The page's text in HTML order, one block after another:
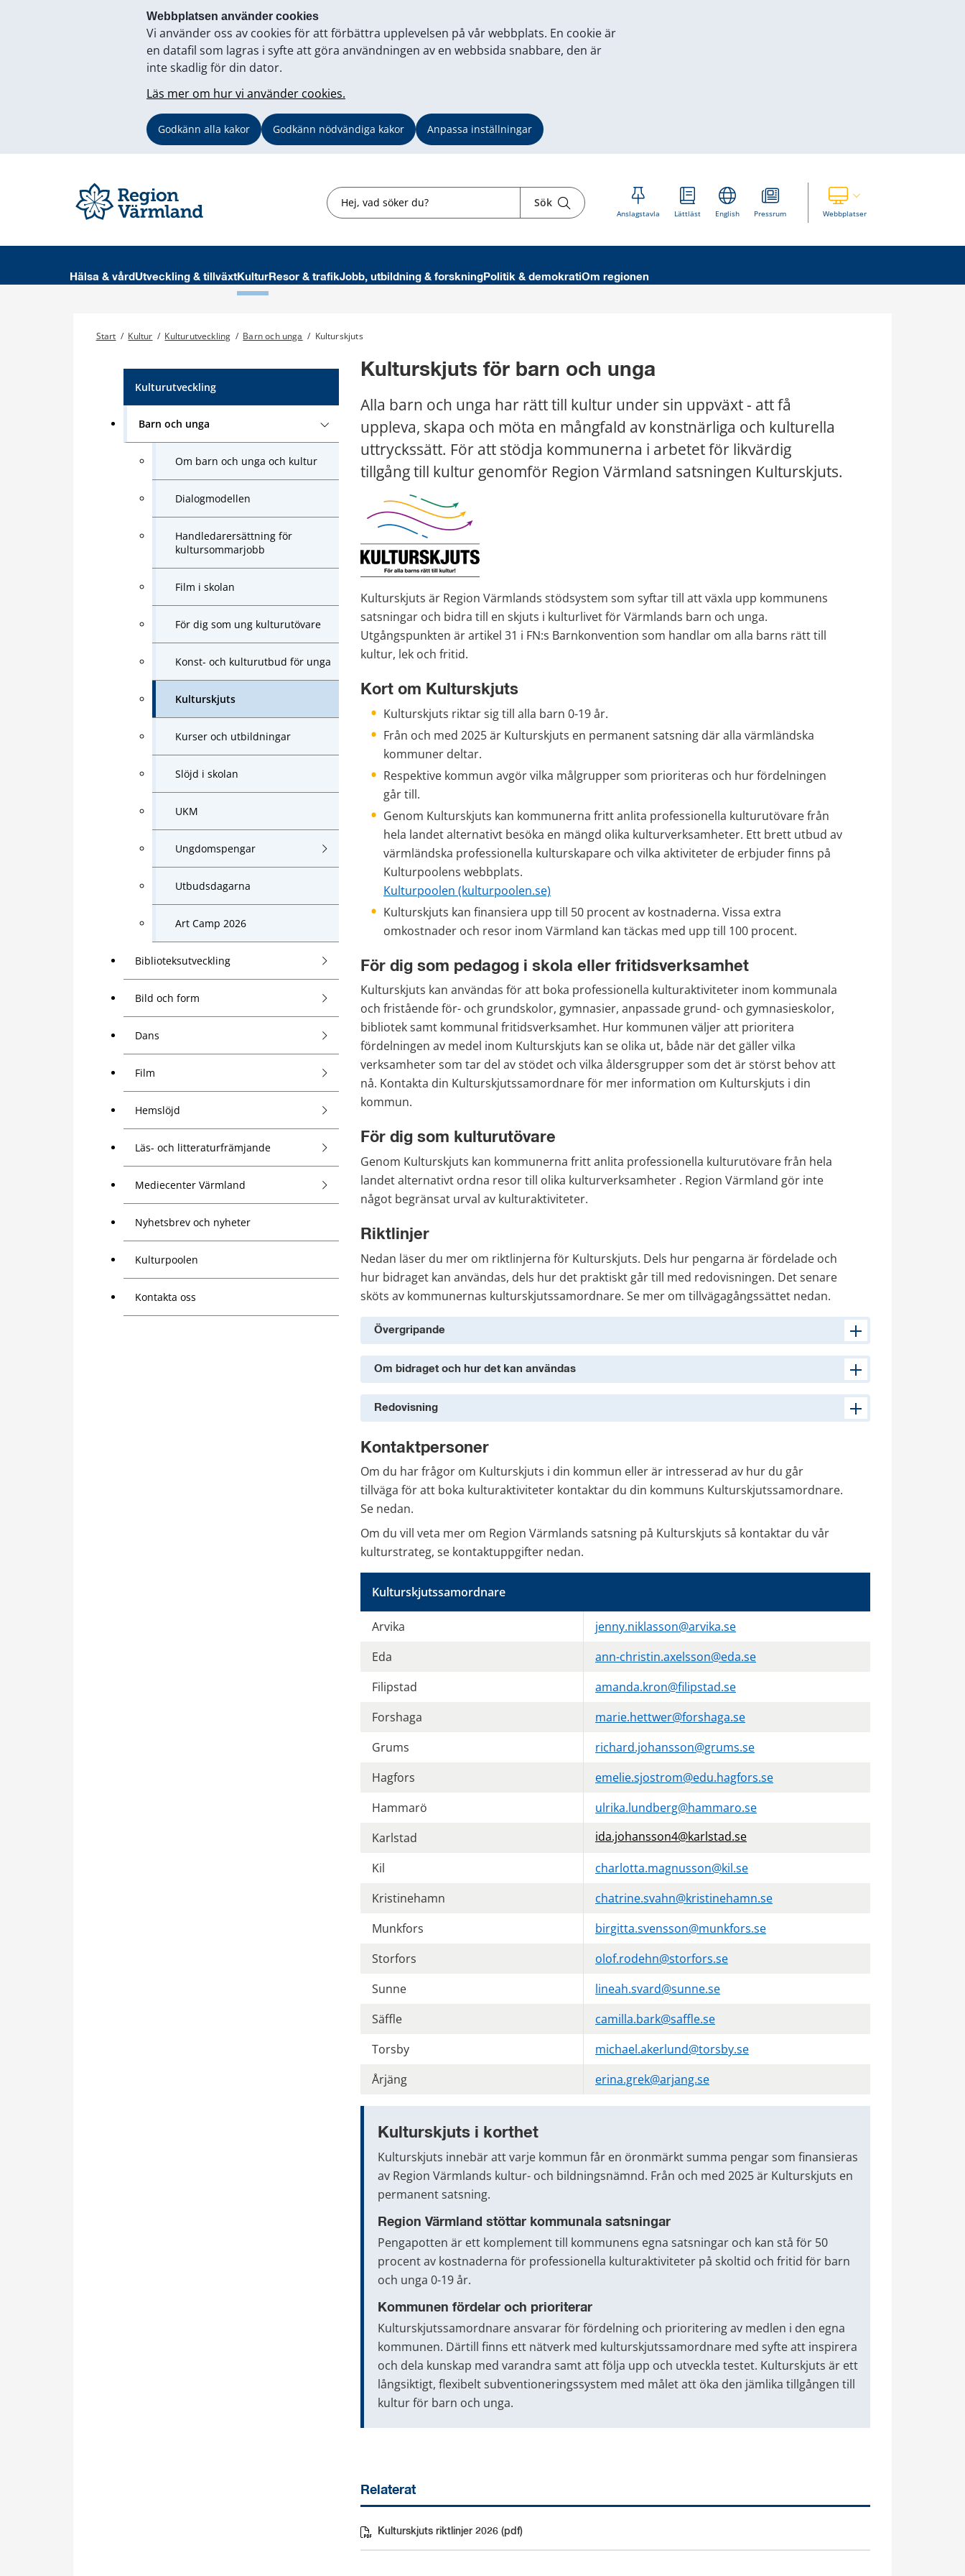
Webbplatsen använder cookies
Vi använder oss av cookies för att förbättra upplevelsen på vår webbplats. En cookie är
en datafil som lagras i syfte att göra användningen av en webbsida snabbare, den är
inte skadlig för din dator.
Läs mer om hur vi använder cookies.
Godkänn alla kakor Godkänn nödvändiga kakor Anpassa inställningar
Sök Sök
Anslagstavla Lättläst English Pressrum WebbplatserVisa våra andra webbplatser
Hälsa & vård Utveckling & tillväxtKulturResor & trafikJobb, utbildning & forskningPolitik & demokratiOm regionen
Start / Kultur / Kulturutveckling / Barn och unga / Kulturskjuts
Kulturutveckling
Barn och unga
Om barn och unga och kultur
Dialogmodellen
Handledarersättning för
kultursommarjobb
Film i skolan
För dig som ung kulturutövare
Konst- och kulturutbud för unga
Kulturskjuts
Kurser och utbildningar
Slöjd i skolan
UKM
Ungdomspengar
Utbudsdagarna
Art Camp 2026
Biblioteksutveckling
Bild och form
Dans
Film
Hemslöjd
Läs- och litteraturfrämjande
Mediecenter Värmland
Nyhetsbrev och nyheter
Kulturpoolen
Kontakta oss
Kulturskjuts för barn och unga
Alla barn och unga har rätt till kultur under sin uppväxt - att få
uppleva, skapa och möta en mångfald av konstnärliga och kulturella
uttryckssätt. För att stödja kommunerna i arbetet för likvärdig
tillgång till kultur genomför Region Värmland satsningen Kulturskjuts.
Kulturskjuts är Region Värmlands stödsystem som syftar till att växla upp kommunens
satsningar och bidra till en skjuts i kulturlivet för Värmlands barn och unga.
Utgångspunkten är artikel 31 i FN:s Barnkonvention som handlar om alla barns rätt till
kultur, lek och fritid.
Kort om Kulturskjuts
Kulturskjuts riktar sig till alla barn 0-19 år.
Från och med 2025 är Kulturskjuts en permanent satsning där alla värmländska
kommuner deltar.
Respektive kommun avgör vilka målgrupper som prioriteras och hur fördelningen
går till.
Genom Kulturskjuts kan kommunerna fritt anlita professionella kulturutövare från
hela landet alternativt besöka en mängd olika kulturverksamheter. Ett brett utbud av
värmländska professionella kulturskapare och vilka aktiviteter de erbjuder finns på
Kulturpoolens webbplats.
Kulturpoolen (kulturpoolen.se)
Kulturskjuts kan finansiera upp till 50 procent av kostnaderna. Vissa extra
omkostnader och resor inom Värmland kan täckas med upp till 100 procent.
För dig som pedagog i skola eller fritidsverksamhet
Kulturskjuts kan användas för att boka professionella kulturaktiviteter inom kommunala
och fristående för- och grundskolor, gymnasier, anpassade grund- och gymnasieskolor,
bibliotek samt kommunal fritidsverksamhet. Hur kommunen väljer att prioritera
fördelningen av medel inom Kulturskjuts kan se olika ut, både när det gäller vilka
verksamheter som tar del av stödet och vilka åldersgrupper som det är störst behov att
nå. Kontakta din Kulturskjutssamordnare för mer information om Kulturskjuts i din
kommun.
För dig som kulturutövare
Genom Kulturskjuts kan kommunerna fritt anlita professionella kulturutövare från hela
landet alternativt ordna resor till olika kulturverksamheter . Region Värmland gör inte
något begränsat urval av kulturaktiviteter.
Riktlinjer
Nedan läser du mer om riktlinjerna för Kulturskjuts. Dels hur pengarna är fördelade och
hur bidraget kan användas, dels hur det praktiskt går till med redovisningen. Det senare
sköts av kommunernas kulturskjutssamordnare. Se mer om tillvägagångssättet nedan.
Övergripande
Om bidraget och hur det kan användas
Redovisning
Kontaktpersoner
Om du har frågor om Kulturskjuts i din kommun eller är intresserad av hur du går
tillväga för att boka kulturaktiviteter kontaktar du din kommuns Kulturskjutssamordnare.
Se nedan.
Om du vill veta mer om Region Värmlands satsning på Kulturskjuts så kontaktar du vår
kulturstrateg, se kontaktuppgifter nedan.
Kulturskjutssamordnare
Arvika
jenny.niklasson@arvika.se
Eda
ann-christin.axelsson@eda.se
Filipstad
amanda.kron@filipstad.se
Forshaga
marie.hettwer@forshaga.se
Grums
richard.johansson@grums.se
Hagfors
emelie.sjostrom@edu.hagfors.se
Hammarö
ulrika.lundberg@hammaro.se
Karlstad
ida.johansson4@karlstad.se
Kil
charlotta.magnusson@kil.se
Kristinehamn
chatrine.svahn@kristinehamn.se
Munkfors
birgitta.svensson@munkfors.se
Storfors
olof.rodehn@storfors.se
Sunne
lineah.svard@sunne.se
Säffle
camilla.bark@saffle.se
Torsby
michael.akerlund@torsby.se
Årjäng
erina.grek@arjang.se
Kulturskjuts i korthet
Kulturskjuts innebär att varje kommun får en öronmärkt summa pengar som finansieras
av Region Värmlands kultur- och bildningsnämnd. Från och med 2025 är Kulturskjuts en
permanent satsning.
Region Värmland stöttar kommunala satsningar
Pengapotten är ett komplement till kommunens egna satsningar och kan stå för 50
procent av kostnaderna för professionella kulturaktiviteter på skoltid och fritid för barn
och unga 0-19 år.
Kommunen fördelar och prioriterar
Kulturskjutssamordnare ansvarar för fördelning och prioritering av medlen i den egna
kommunen. Därtill finns ett nätverk med kulturskjutssamordnare med syfte att inspirera
och dela kunskap med varandra samt att följa upp och utveckla testet. Kulturskjuts är ett
långsiktigt, flexibelt subventioneringssystem med målet att öka den jämlika tillgången till
kultur för barn och unga.
Relaterat
Kulturskjuts riktlinjer 2026 (pdf)
Pdf, 182 kB.